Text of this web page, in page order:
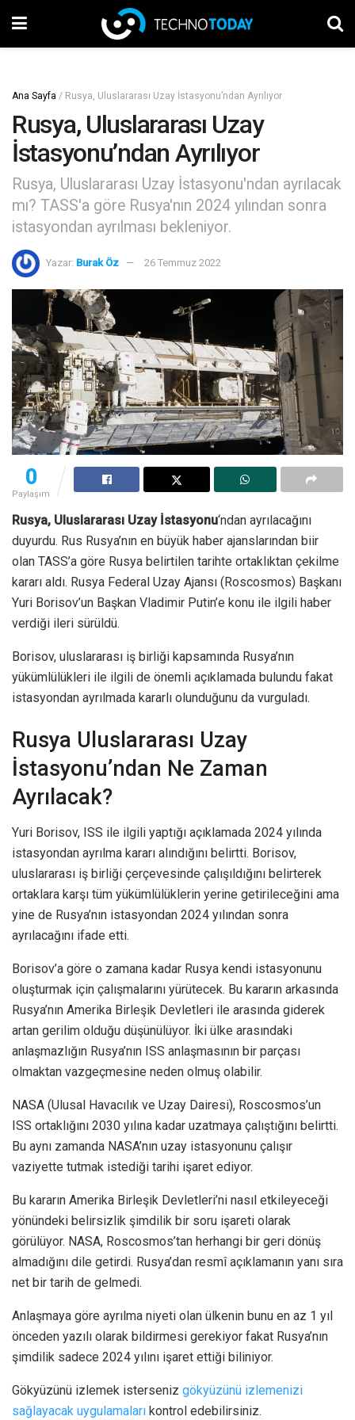
Ana Sayfa / Rusya, Uluslararası Uzay İstasyonu’ndan Ayrılıyor
Rusya, Uluslararası Uzay
İstasyonu’ndan Ayrılıyor
Rusya, Uluslararası Uzay İstasyonu'ndan ayrılacak
mı? TASS'a göre Rusya'nın 2024 yılından sonra
istasyondan ayrılması bekleniyor.
Yazar: Burak Öz 26 Temmuz 2022
0
Paylaşım
Rusya, Uluslararası Uzay İstasyonu‘ndan ayrılacağını
duyurdu. Rus Rusya’nın en büyük haber ajanslarından biir
olan TASS’a göre Rusya belirtilen tarihte ortaklıktan çekilme
kararı aldı. Rusya Federal Uzay Ajansı (Roscosmos) Başkanı
Yuri Borisov’un Başkan Vladimir Putin’e konu ile ilgili haber
verdiği ileri sürüldü.
Borisov, uluslararası iş birliği kapsamında Rusya’nın
yükümlülükleri ile ilgili de önemli açıklamada bulundu fakat
istasyondan ayrılmada kararlı olunduğunu da vurguladı.
Rusya Uluslararası Uzay
İstasyonu’ndan Ne Zaman
Ayrılacak?
Yuri Borisov, ISS ile ilgili yaptığı açıklamada 2024 yılında
istasyondan ayrılma kararı alındığını belirtti. Borisov,
uluslararası iş birliği çerçevesinde çalışıldığını belirterek
ortaklara karşı tüm yükümlülüklerin yerine getirileceğini ama
yine de Rusya’nın istasyondan 2024 yılından sonra
ayrılacağını ifade etti.
Borisov’a göre o zamana kadar Rusya kendi istasyonunu
oluşturmak için çalışmalarını yürütecek. Bu kararın arkasında
Rusya’nın Amerika Birleşik Devletleri ile arasında giderek
artan gerilim olduğu düşünülüyor. İki ülke arasındaki
anlaşmazlığın Rusya’nın ISS anlaşmasının bir parçası
olmaktan vazgeçmesine neden olmuş olabilir.
NASA (Ulusal Havacılık ve Uzay Dairesi), Roscosmos’un
ISS ortaklığını 2030 yılına kadar uzatmaya çalıştığını belirtti.
Bu aynı zamanda NASA’nın uzay istasyonunu çalışır
vaziyette tutmak istediği tarihi işaret ediyor.
Bu kararın Amerika Birleşik Devletleri’ni nasıl etkileyeceği
yönündeki belirsizlik şimdilik bir soru işareti olarak
görülüyor. NASA, Roscosmos’tan herhangi bir geri dönüş
almadığını dile getirdi. Rusya’dan resmî açıklamanın yanı sıra
net bir tarih de gelmedi.
Anlaşmaya göre ayrılma niyeti olan ülkenin bunu en az 1 yıl
önceden yazılı olarak bildirmesi gerekiyor fakat Rusya’nın
şimdilik sadece 2024 yılını işaret ettiği biliniyor.
Gökyüzünü izlemek isterseniz gökyüzünü izlemenizi
sağlayacak uygulamaları kontrol edebilirsiniz.